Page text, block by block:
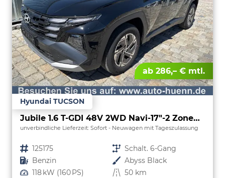
ab 286,– € mtl.
Hyundai TUCSON
Jubile 1.6 T-GDI 48V 2WD Navi-17"-2 Zonen Klimaautomatik-LED-Kamera-Sofort
unverbindliche Lieferzeit: Sofort Neuwagen mit Tageszulassung
Fahrzeugnr. 125175 Getriebe Schalt. 6-Gang
Kraftstoff Benzin Außenfarbe Abyss Black
Leistung 118 kW (160 PS) Kilometerstand 50 km